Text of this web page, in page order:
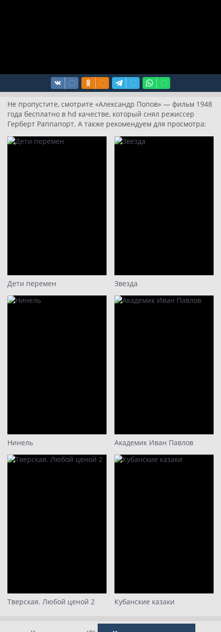
Не пропустите, смотрите «Александр Попов» — фильм 1948
года бесплатно в hd качестве, который снял режиссер
Герберт Раппапорт. А также рекомендуем для просмотра:
Дети перемен Звезда
Нинель Академик Иван Павлов
Тверская. Любой ценой 2 Кубанские казаки